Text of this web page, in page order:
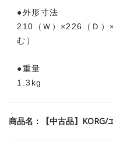
●外形寸法
210（Ｗ）×226（Ｄ）
む）
●重量
1.3kg
商品名：【中古品】KORG/